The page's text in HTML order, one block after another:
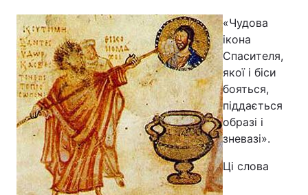
Україна Політика
Економіка Світ
Спорт Наука
Техно і зв'язок Лайт
Зброя Інциденти
Здоров'я Туризм
«Чудова
ікона
Спасителя,
якої і біси
бояться,
піддається
образі і
зневазі».
Ці слова